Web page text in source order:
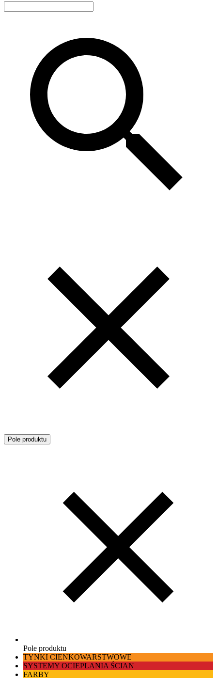
Pole produktu
Pole produktu
TYNKI CIENKOWARSTWOWE
SYSTEMY OCIEPLANIA ŚCIAN
FARBY